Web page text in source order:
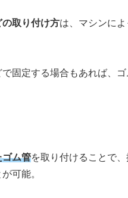
取り付け方は、マシンに
固定する場合もあれば、ゴ
ゴム管を取り付けることで
可能。